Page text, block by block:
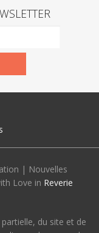
| Nouvelles
Love in Reverie
du site et de